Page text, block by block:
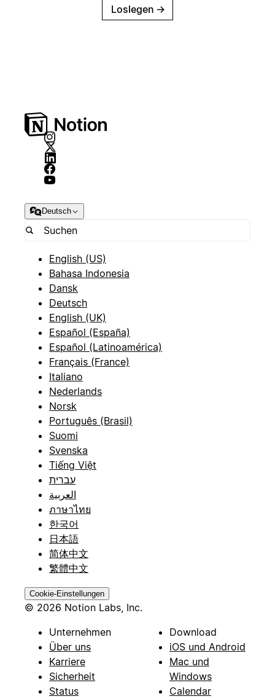
Loslegen →
Deutsch
English (US)
Bahasa Indonesia
Dansk
Deutsch
English (UK)
Español (España)
Español (Latinoamérica)
Français (France)
Italiano
Nederlands
Norsk
Português (Brasil)
Suomi
Svenska
Tiếng Việt
עברית
العربية
ภาษาไทย
한국어
日本語
简体中文
繁體中文
Cookie-Einstellungen
© 2026 Notion Labs, Inc.
Unternehmen
Über uns
Karriere
Sicherheit
Status
Download
iOS und Android
Mac und
Windows
Calendar